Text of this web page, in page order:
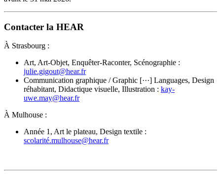
Contacter la HEAR
À Strasbourg :
Art, Art-Objet, Enquêter-Raconter, Scénographie :
julie.gigout@hear.fr
Communication graphique / Graphic [···] Languages, Design
réhabitant, Didactique visuelle, Illustration : kay-
uwe.may@hear.fr
À Mulhouse :
Année 1, Art le plateau, Design textile :
scolarité.mulhouse@hear.fr